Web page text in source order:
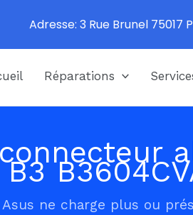
Réparations
ne charge plus ou
Adresse: 3 Rue Brunel 75017